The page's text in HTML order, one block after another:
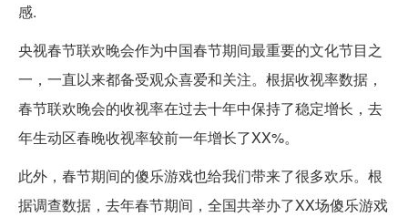
感.
央视春节联欢晚会作为中国春节期间最重要的文化节目之
一，一直以来都备受观众喜爱和关注。根据收视率数据，
春节联欢晚会的收视率在过去十年中保持了稳定增长，去
年生动区春晚收视率较前一年增长了XX%。
此外，春节期间的傻乐游戏也给我们带来了很多欢乐。根
据调查数据，去年春节期间，全国共举办了XX场傻乐游戏